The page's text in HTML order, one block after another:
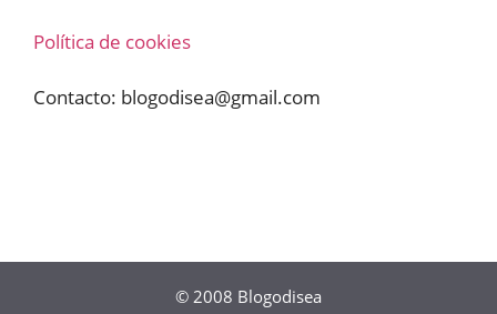
Política de cookies
Contacto: blogodisea@gmail.com
© 2008 Blogodisea